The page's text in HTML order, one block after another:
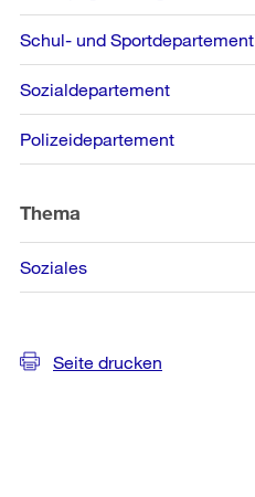
Schul- und Sportdepartement
Sozialdepartement
Polizeidepartement
Thema
Soziales
Seite drucken